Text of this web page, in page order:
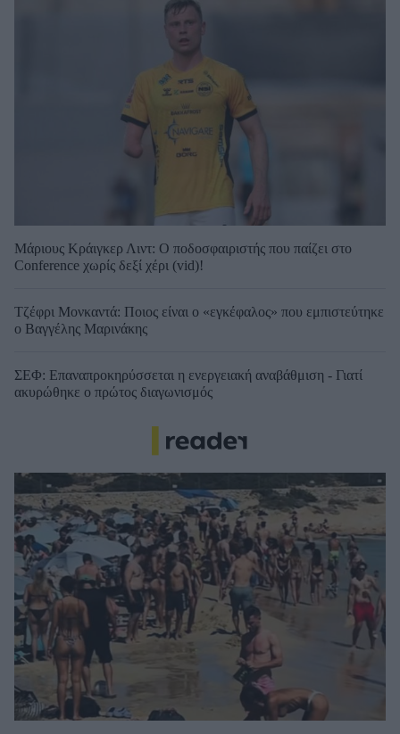
Μάριους Κράιγκερ Λιντ: Ο ποδοσφαιριστής που παίζει στο
Conference χωρίς δεξί χέρι (vid)!
Τζέφρι Μονκαντά: Ποιος είναι ο «εγκέφαλος» που εμπιστεύτηκε
ο Βαγγέλης Μαρινάκης
ΣΕΦ: Επαναπροκηρύσσεται η ενεργειακή αναβάθμιση - Γιατί
ακυρώθηκε ο πρώτος διαγωνισμός